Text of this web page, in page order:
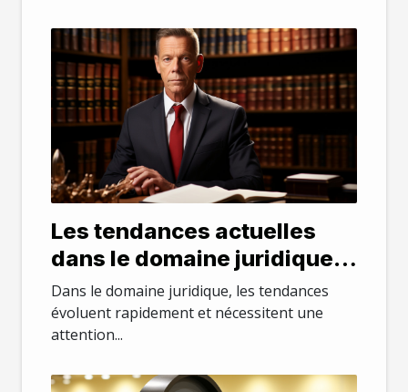
Les tendances actuelles
dans le domaine juridique
au Maryland
Dans le domaine juridique, les tendances
évoluent rapidement et nécessitent une
attention...